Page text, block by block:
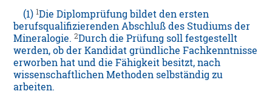
(1)1Die Diplomprüfung bildet den ersten
berufsqualifizierenden Abschluß des Studiums der
Mineralogie.2Durch die Prüfung soll festgestellt
werden, ob der Kandidat gründliche Fachkenntnisse
erworben hat und die Fähigkeit besitzt, nach
wissenschaftlichen Methoden selbständig zu
arbeiten.